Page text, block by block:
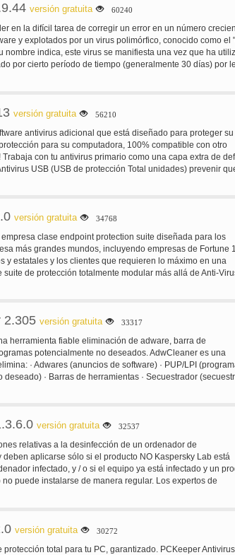
versión gratuita 60240
en la difícil tarea de corregir un error en un número
y explotados por un virus polimórfico, conocido como el
nombre indica, este virus se manifiesta una vez que ha
por cierto período de tiempo (generalmente 30 días) por le
Por ejemplo, muchos desarrolladores lo utilizaron en el
y estamos orgullosos de anunciar que Cracklock ahora
software contra el fallo de Y10K (aka "bug del año 10000"),
para asegurarse de que este error siempre
siendo un problema del pasado.
versión gratuita 56210
antivirus adicional que está diseñado para proteger su
para su computadora, 100% compatible con otro
con tu antivirus primario como una capa extra de
USB (USB de protección Total unidades) prevenir
otros antivirus. (Actualiza regularmente una vez al mes). 4)
problemas de registro en la máquina infectada.
versión gratuita 34768
clase endpoint protection suite diseñada para los
más grandes mundos, incluyendo empresas de Fortune
y estatales y los clientes que requieren lo máximo en una
suite de protección totalmente modular más allá de Anti-
amenazas globales FortiGuard 24 x 7 y más. Póngase en
centralizada, 24 x 7 teléfono soporte, registro y
control de aplicaciones, control de acceso de red,
completo, todo por menos costo que usted paga por el
alto precio competidores.
2.305 versión gratuita 33317
herramienta fiable eliminación de adware, barra de
potencialmente no deseados. AdwCleaner es una
· Adwares (anuncios de software) · PUP/LPI
deseado) · Barras de herramientas · Secuestrador
versión gratuita 32537
relativas a la desinfección de un ordenador de
deben aplicarse sólo si el producto NO Kaspersky Lab está
infectado, y / o si el equipo ya está infectado y un
puede instalarse de manera regular. Los expertos de
versión gratuita 30272
protección total para tu PC, garantizado. PCKeeper